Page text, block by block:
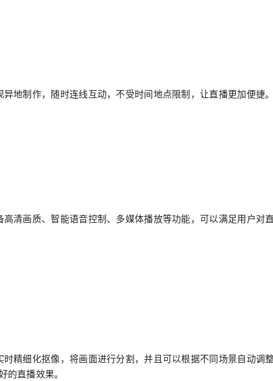
异地制作，随时连线互动，不受时间地点限制，让直播更加便捷
高清画质、智能语音控制、多媒体播放等功能，可以满足用户对
时精细化抠像，将画面进行分割，并且可以根据不同场景自动调
的直播效果。